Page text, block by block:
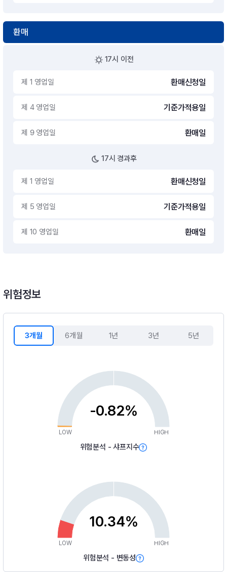
환매
17시 이전
제 1 영업일 환매신청일
제 4 영업일 기준가적용일
제 9 영업일 환매일
17시 경과후
제 1 영업일 환매신청일
제 5 영업일 기준가적용일
제 10 영업일 환매일
위험정보
3개월 6개월 1년 3년 5년
-0.82%
LOW HIGH
위험분석 - 샤프지수
10.34%
LOW HIGH
위험분석 - 변동성